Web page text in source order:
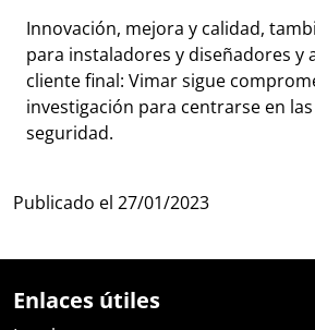
Innovación, mejora y calidad,
para instaladores y diseñadores y
cliente final: Vimar sigue
investigación para centrarse en
seguridad.
Publicado el 27/01/2023
Enlaces útiles